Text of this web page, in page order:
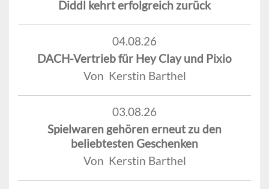
Diddl kehrt erfolgreich zurück
04.08.26
DACH-Vertrieb für Hey Clay und Pixio
Von Kerstin Barthel
03.08.26
Spielwaren gehören erneut zu den
beliebtesten Geschenken
Von Kerstin Barthel